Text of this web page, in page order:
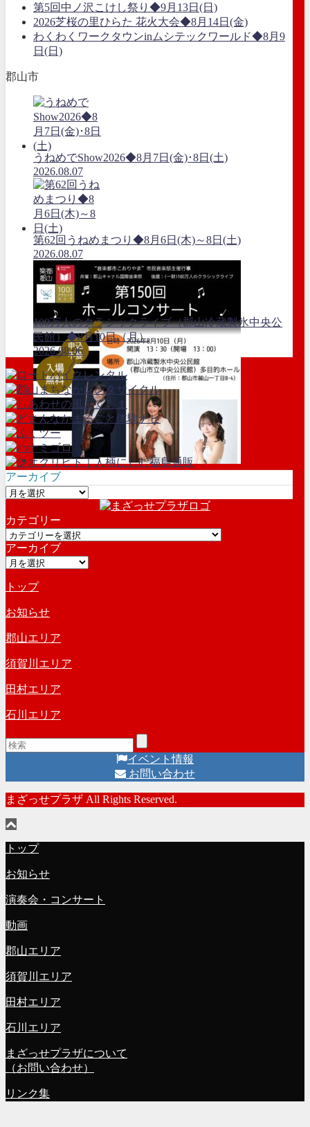
第5回中ノ沢こけし祭り◆9月13日(日)
2026芝桜の里ひらた 花火大会◆8月14日(金)
わくわくワークタウンinムシテックワールド◆8月9
日(日)
郡山市
うねめでShow2026◆8月7日(金)･8日(土)
2026.08.07
第62回うねめまつり◆8月6日(木)～8日(土)
2026.08.07
100万人のクラシックライブ（郡山冷蔵製氷中央公
民館）◆8月10日（月）
2026.08.06
アーカイブ
ア
カ
イ
ブ
カテゴリー
カ
テ
ゴ
ー
アーカイブ
ア
カ
イ
ブ
トップ
お知らせ
郡山エリア
須賀川エリア
田村エリア
石川エリア
イベント情報
お問い合わせ
まざっせプラザ All Rights Reserved.
トップ
お知らせ
演奏会・コンサート
動画
郡山エリア
須賀川エリア
田村エリア
石川エリア
まざっせプラザについて
（お問い合わせ）
リンク集